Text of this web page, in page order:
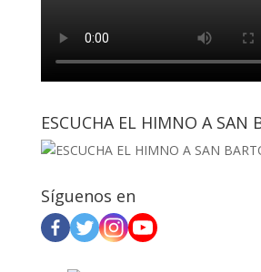
ESCUCHA EL HIMNO A SAN
Síguenos en